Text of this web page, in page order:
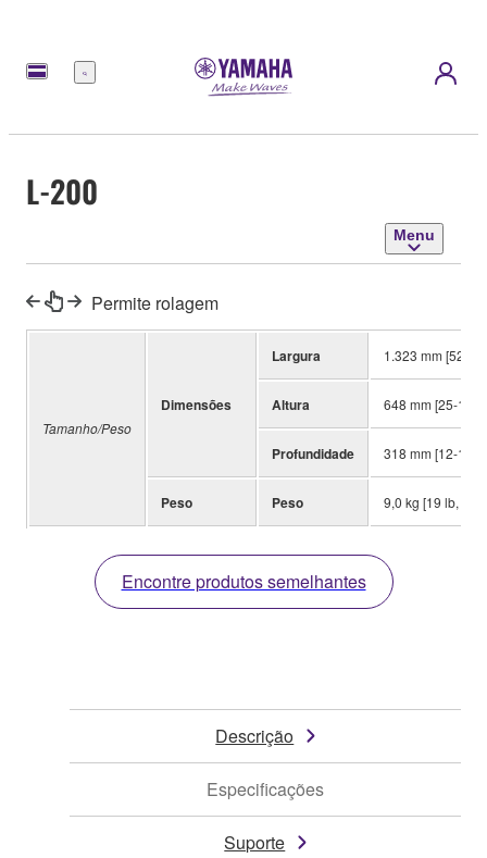
Menu
L-200
Menu
Permite rolagem
Tamanho/Peso
Dimensões
Largura 1.323 mm [52-1/
Altura 648 mm [25-1/2"]
Profundidade 318 mm [12-1/2"]
Peso Peso 9,0 kg [19 lb, 13
Encontre produtos semelhantes
Descrição
Especificações
Suporte